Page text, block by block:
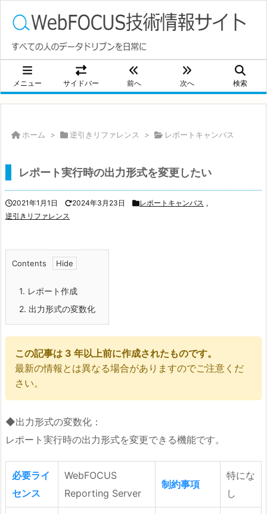
メニュー サイドバー 前へ 次へ 検索
ホーム > 逆引きリファレンス > レポートキャンバス
レポート実行時の出力形式を変更したい
2021年1月1日 2024年3月23日 レポートキャンバス ,
逆引きリファレンス
Contents
1. レポート作成
2. 出力形式の変数化
この記事は 3 年以上前に作成されたものです。
最新の情報とは異なる場合がありますのでご注意くだ
さい。
◆出力形式の変数化：
レポート実行時の出力形式を変更できる機能です。
必要ライ
センス
WebFOCUS
Reporting Server
制約事項
特にな
し